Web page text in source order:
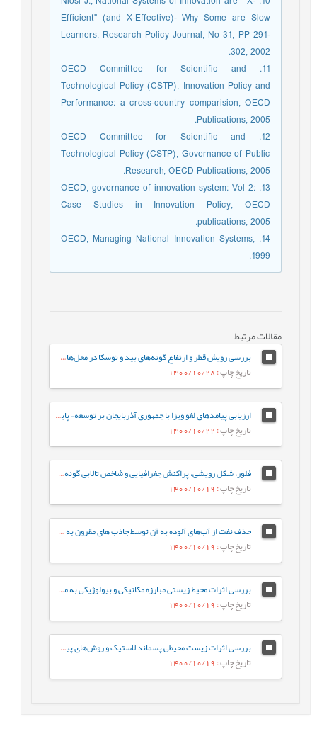
Efficient" (and X-Effective)- Why Some are Slow
Learners, Research Policy Journal, No 31, PP 291-
302, 2002.
11. OECD Committee for Scientific and
Technological Policy (CSTP), Innovation Policy and
Performance: a cross-country comparision, OECD
Publications, 2005.
12. OECD Committee for Scientific and
Technological Policy (CSTP), Governance of Public
Research, OECD Publications, 2005.
13. OECD, governance of innovation system: Vol 2:
Case Studies in Innovation Policy, OECD
publications, 2005.
14. OECD, Managing National Innovation Systems,
1999.
مقالات مرتبط
بررسی رویش قطر و ارتفاع گونه‌های بید و توسکا در محل‌های تثبیت بیولوژیکی دیواره لغزشی جاده جنگلی (سری 3 سوردار واتاشان، چمستان، مازندران)
تاریخ چاپ: 1400/10/28
ارزیابی پیامدهای لغو ویزا با جمهوری آذربایجان بر توسعه¬ پایدار گردشگری شمال‌غرب ایران
تاریخ چاپ: 1400/10/22
فلور، شکل رویشی، پراکنش جغرافیایی و شاخص تالابی گونه‌های گیاهی تالاب بین¬المللی انزلی
تاریخ چاپ: 1400/10/19
حذف نفت از آب‌های آلوده به آن توسط جاذب های مقرون به صرفه
تاریخ چاپ: 1400/10/19
بررسی اثرات محیط زیستی مبارزه مکانیکی و بیولوژیکی به منظور کنترل بیوماس گیاهان آبزی تالاب انزلی (مطالعه موردی: تالاب غرب)
تاریخ چاپ: 1400/10/19
بررسی اثرات زیست محیطی پسماند لاستیک و روش‌های پیشنهادی در مدیریت این نوع پسماندها
تاریخ چاپ: 1400/10/19